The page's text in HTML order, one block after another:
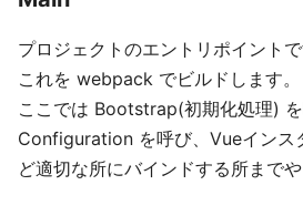
プロジェクトのエントリポイントで
これを webpack でビルドします。
ここでは Bootstrap(初期化処理)
Configuration を呼び、Vueイン
ど適切な所にバインドする所までや